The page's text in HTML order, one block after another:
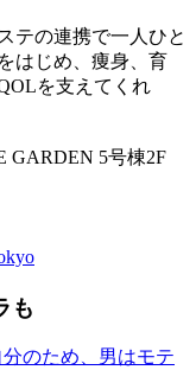
テの連携で一人ひと
はじめ、痩身、育
を支えてくれ
GARDEN 5号棟2F
も
のため、男はモテ